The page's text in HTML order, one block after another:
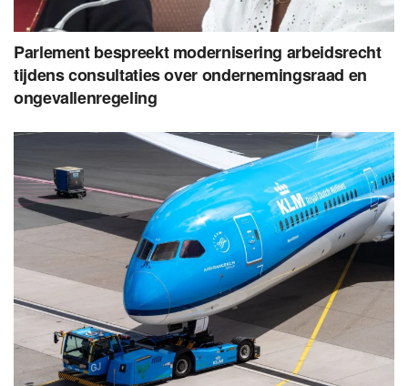
Parlement bespreekt modernisering arbeidsrecht
tijdens consultaties over ondernemingsraad en
ongevallenregeling